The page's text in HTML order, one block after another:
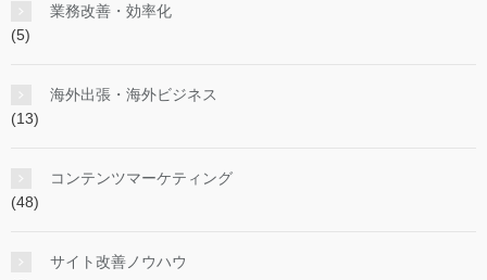
業務改善・効率化
(5)
海外出張・海外ビジネス
(13)
コンテンツマーケティング
(48)
サイト改善ノウハウ